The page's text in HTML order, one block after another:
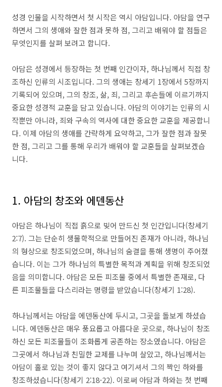
성경 인물을 시작하면서 첫 시작은 역시 아담입니다. 아담을 연구
하면서 그의 생애와 잘한 점과 못하 점, 그리고 배워야 할 점들은
무엇인지를 살펴 보려고 합니다.
아담은 성경에서 등장하는 첫 번째 인간이자, 하나님께서 직접 창
조하신 인류의 시조입니다. 그의 생애는 창세기 1장에서 5장까지
기록되어 있으며, 그의 창조, 삶, 죄, 그리고 후손들에 이르기까지
중요한 성경적 교훈을 담고 있습니다. 아담의 이야기는 인류의 시
작뿐만 아니라, 죄와 구속의 역사에 대한 중요한 교훈을 제공합니
다. 이제 아담의 생애를 간략하게 요약하고, 그가 잘한 점과 잘못
한 점, 그리고 그를 통해 우리가 배워야 할 교훈들을 살펴보겠습
니다.
1. 아담의 창조와 에덴동산
아담은 하나님이 직접 흙으로 빚어 만드신 첫 인간입니다(창세기
2:7). 그는 단순히 생물학적으로 만들어진 존재가 아니라, 하나님
의 형상으로 창조되었으며, 하나님의 숨결을 통해 생명이 주어졌
습니다. 이는 그가 하나님의 특별한 목적과 계획을 위해 창조되었
음을 의미합니다. 아담은 모든 피조물 중에서 특별한 존재로, 다
른 피조물들을 다스리라는 명령을 받았습니다(창세기 1:28).
하나님께서는 아담을 에덴동산에 두시고, 그곳을 돌보게 하셨습
니다. 에덴동산은 매우 풍요롭고 아름다운 곳으로, 하나님이 창조
하신 모든 피조물들이 조화롭게 공존하는 장소였습니다. 아담은
그곳에서 하나님과 친밀한 교제를 나누며 살았고, 하나님께서는
아담이 홀로 있는 것이 좋지 않다고 여기셔서 그의 짝인 하와를
창조하셨습니다(창세기 2:18-22). 이로써 아담과 하와는 첫 번째